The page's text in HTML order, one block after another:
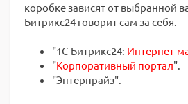
коробке зависят от выбранной
Битрикс24 говорит сам за себя.
"1С-Битрикс24: Интернет-
"Корпоративный портал".
"Энтерпрайз".